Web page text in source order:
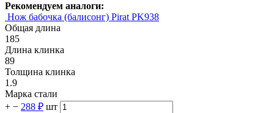
Рекомендуем аналоги:
Нож бабочка (балисонг) Pirat PK938
Общая длина
185
Длина клинка
89
Толщина клинка
1.9
Марка стали
+ − 288 ₽ шт